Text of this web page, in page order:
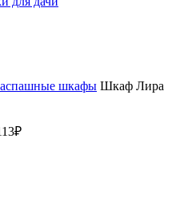
шкафы Шкаф Лира
₽